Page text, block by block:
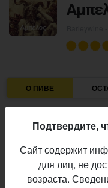
О ПИВЕ
Пивоварня:
Алкоголь:
6,8%
Горечь:
45
Начало
Подтвердите,
Сайт содержит
для лиц, не
возраста.